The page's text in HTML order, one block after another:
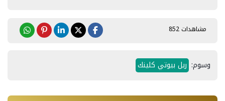
مشاهدات 852
وسوم: ريل بيوتي كلينك